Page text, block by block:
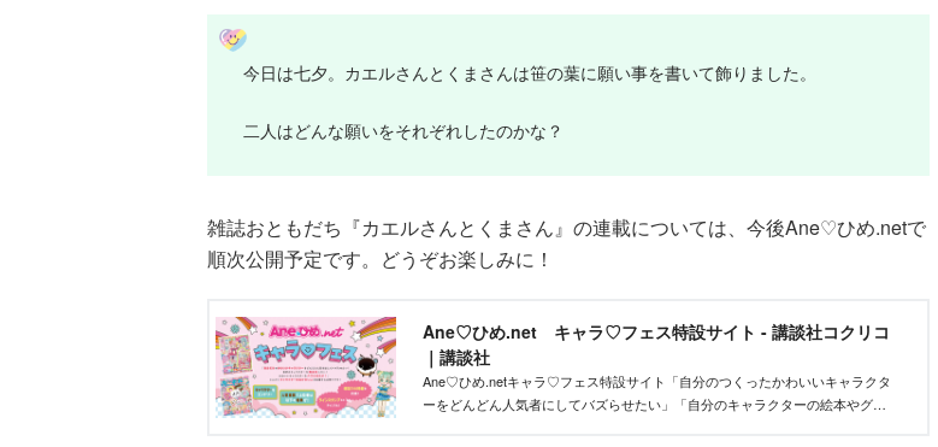
今日は七夕。カエルさんとくまさんは笹の葉に願い事を書いて飾りました。
二人はどんな願いをそれぞれしたのかな？
雑誌おともだち『カエルさんとくまさん』の連載については、今後Ane♡ひめ.netで
順次公開予定です。どうぞお楽しみに！
Ane♡ひめ.net キャラ♡フェス特設サイト - 講談社コクリコ
｜講談社
Ane♡ひめ.netキャラ♡フェス特設サイト「自分のつくったかわいいキャラクタ
ーをどんどん人気者にしてバズらせたい」「自分のキャラクターの絵本やグッ